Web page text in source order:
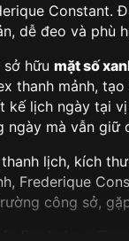
Constant.
dễ đeo và phù
sở hữu mặt số
thanh mảnh,
kế lịch ngày tại
ngày mà vẫn
lịch, kích
Frederique
công sở,